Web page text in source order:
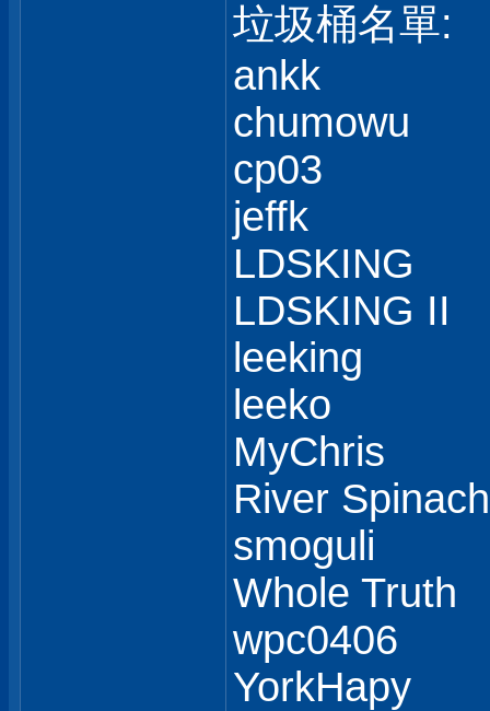
垃圾桶名單:
ankk
chumowu
cp03
jeffk
LDSKING
LDSKING II
leeking
leeko
MyChris
River Spinach
smoguli
Whole Truth
wpc0406
YorkHapy